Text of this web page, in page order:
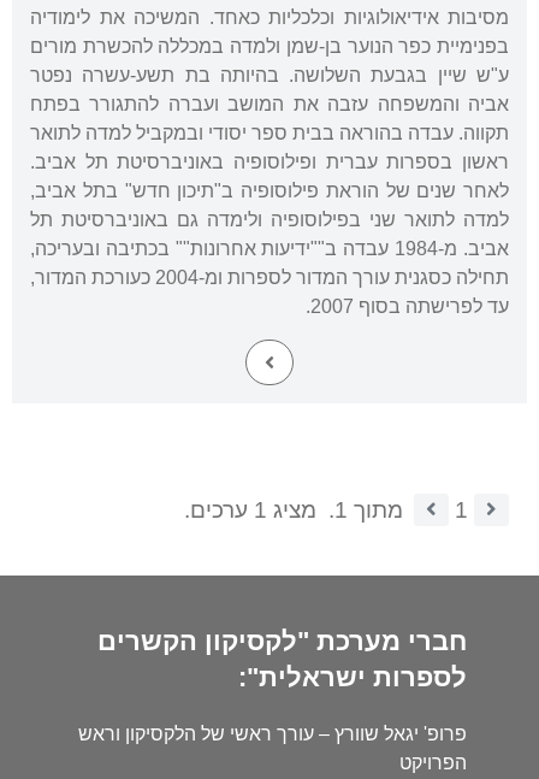
מסיבות אידיאולוגיות וכלכליות כאחד. המשיכה את לימודיה
בפנימיית כפר הנוער בן-שמן ולמדה במכללה להכשרת מורים
ע"ש שיין בגבעת השלושה. בהיותה בת תשע-עשרה נפטר
אביה והמשפחה עזבה את המושב ועברה להתגורר בפתח
תקווה. עבדה בהוראה בבית ספר יסודי ובמקביל למדה לתואר
ראשון בספרות עברית ופילוסופיה באוניברסיטת תל אביב.
לאחר שנים של הוראת פילוסופיה ב"תיכון חדש" בתל אביב,
למדה לתואר שני בפילוסופיה ולימדה גם באוניברסיטת תל
אביב. מ-1984 עבדה ב""ידיעות אחרונות"" בכתיבה ובעריכה,
תחילה כסגנית עורך המדור לספרות ומ-2004 כעורכת המדור,
עד לפרישתה בסוף 2007.
1 מתוך 1. מציג 1 ערכים.
חברי מערכת "לקסיקון הקשרים
לספרות ישראלית":
פרופ' יגאל שוורץ – עורך ראשי של הלקסיקון וראש
הפרויקט